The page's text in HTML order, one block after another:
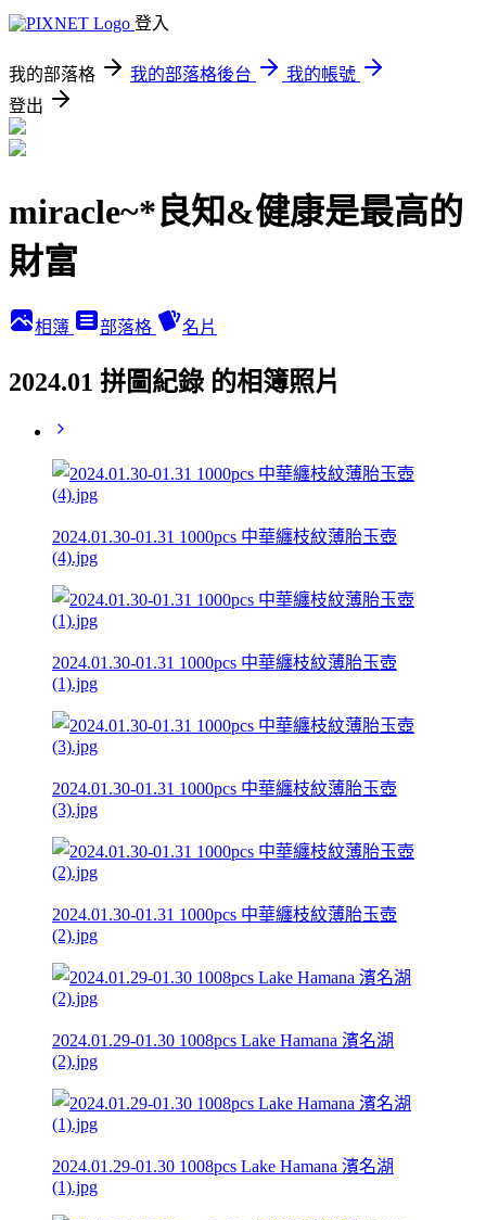
登入
我的部落格 我的部落格後台
我的帳號
登出
miracle~*良知&健康是最高的
財富
相簿 部落格 名片
2024.01 拼圖紀錄 的相簿照片
2024.01.30-01.31 1000pcs 中華纏枝紋薄胎玉壺
(4).jpg
2024.01.30-01.31 1000pcs 中華纏枝紋薄胎玉壺
(1).jpg
2024.01.30-01.31 1000pcs 中華纏枝紋薄胎玉壺
(3).jpg
2024.01.30-01.31 1000pcs 中華纏枝紋薄胎玉壺
(2).jpg
2024.01.29-01.30 1008pcs Lake Hamana 濱名湖
(2).jpg
2024.01.29-01.30 1008pcs Lake Hamana 濱名湖
(1).jpg